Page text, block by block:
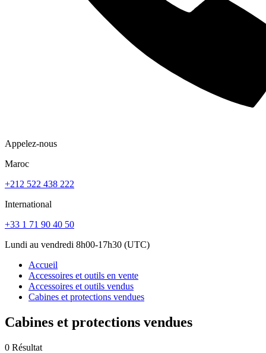
Appelez-nous
Maroc
+212 522 438 222
International
+33 1 71 90 40 50
Lundi au vendredi 8h00-17h30 (UTC)
Accueil
Accessoires et outils en vente
Accessoires et outils vendus
Cabines et protections vendues
Cabines et protections vendues
0 Résultat